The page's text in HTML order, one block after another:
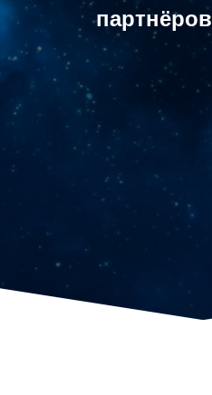
партнёров